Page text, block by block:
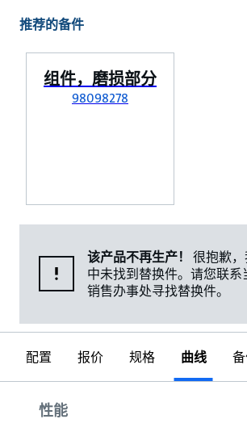
推荐的备件
组件，磨损部分
98098278
该产品不再生产！
很抱歉
中未找到替换件。请您联系
销售办事处寻找替换件。
配置 报价 规格 曲线
性能